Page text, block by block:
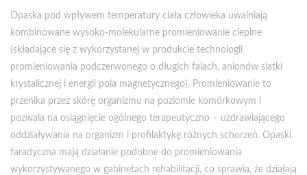
Opaska pod wpływem temperatury ciała człowieka uwalniają
kombinowane wysoko-molekularne promieniowanie cieplne
(składające się z wykorzystanej w produkcie technologii
promieniowania podczerwonego o długich falach, anionów siatki
krystalicznej i energii pola magnetycznego). Promieniowanie to
przenika przez skórę organizmu na poziomie komórkowym i
pozwala na osiągnięcie ogólnego terapeutyczno – uzdrawiającego
oddziaływania na organizm i profilaktykę różnych schorzeń. Opaski
faradyczna mają działanie podobne do promieniowania
wykorzystywanego w gabinetach rehabilitacji, co sprawia, że działają